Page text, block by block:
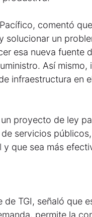
comentó
solucionar un
esa nueva fuente
Así mismo,
infraestructura en
proyecto de ley
servicios
que sea más
TGI, señaló que
permite la